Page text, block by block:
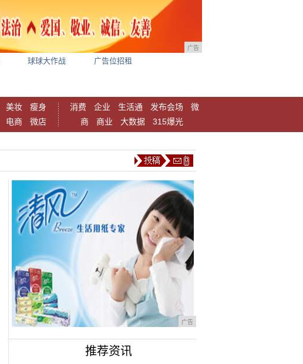
广告
球球大作战 广告位招租
美妆
瘦身
电商 微店
消费 企业 生活通 发布会场
微
商
商业 大数据 315爆光
广告
推荐资讯